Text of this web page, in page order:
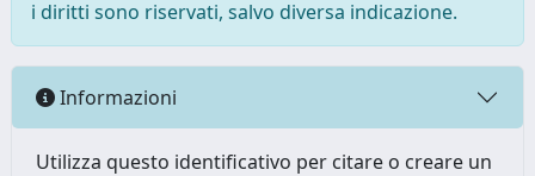
i diritti sono riservati, salvo diversa indicazione.
Informazioni
Utilizza questo identificativo per citare o creare un